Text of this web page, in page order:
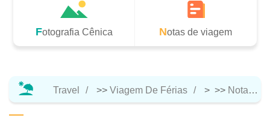
Fotografia Cênica Notas de viagem
Travel >> Viagem De Férias > >> Notas De Viagem